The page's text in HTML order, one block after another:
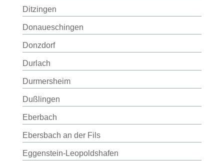
Ditzingen
Donaueschingen
Donzdorf
Durlach
Durmersheim
Dußlingen
Eberbach
Ebersbach an der Fils
Eggenstein-Leopoldshafen